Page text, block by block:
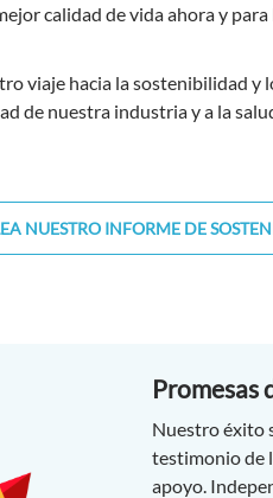
calidad de vida ahora y para
viaje hacia la sostenibilidad y
de nuestra industria y a la
NUESTRO INFORME DE
Promesas
Nuestro éxito
testimonio de
apoyo.